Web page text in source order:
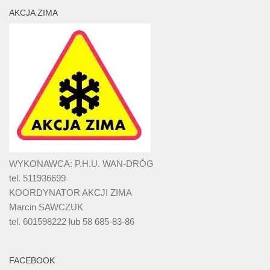
AKCJA ZIMA
WYKONAWCA: P.H.U. WAN-DRÓG
tel. 511936699
KOORDYNATOR AKCJI ZIMA
Marcin SAWCZUK
tel. 601598222 lub 58 685-83-86
FACEBOOK